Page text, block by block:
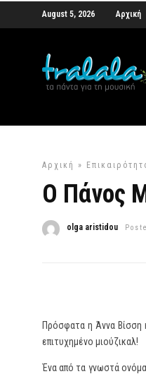
August 5, 2026 Αρχική
Αρχική »
Ο Πάνος
olga aristidou
Πρόσφατα η Άννα Βίσση
επιτυχημένο μιούζικαλ!
Ένα από τα γνωστά